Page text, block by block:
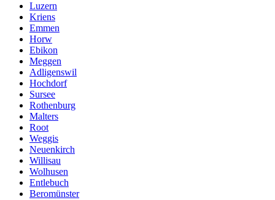
Luzern
Kriens
Emmen
Horw
Ebikon
Meggen
Adligenswil
Hochdorf
Sursee
Rothenburg
Malters
Root
Weggis
Neuenkirch
Willisau
Wolhusen
Entlebuch
Beromünster